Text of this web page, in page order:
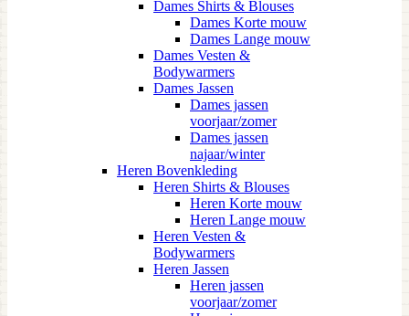
Dames Shirts & Blouses
Dames Korte mouw
Dames Lange mouw
Dames Vesten &
Bodywarmers
Dames Jassen
Dames jassen
voorjaar/zomer
Dames jassen
najaar/winter
Heren Bovenkleding
Heren Shirts & Blouses
Heren Korte mouw
Heren Lange mouw
Heren Vesten &
Bodywarmers
Heren Jassen
Heren jassen
voorjaar/zomer